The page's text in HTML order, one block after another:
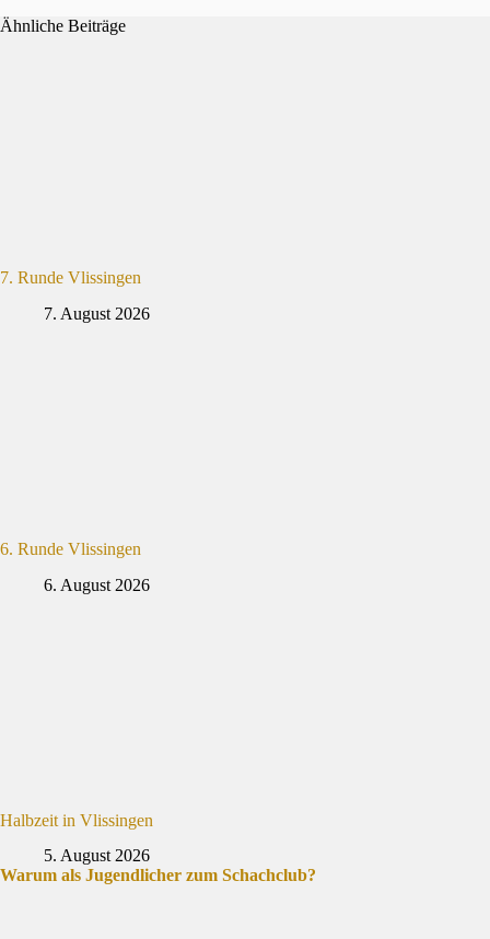
Ähnliche Beiträge
7. Runde Vlissingen
7. August 2026
6. Runde Vlissingen
6. August 2026
Halbzeit in Vlissingen
5. August 2026
Warum als Jugendlicher zum Schachclub?